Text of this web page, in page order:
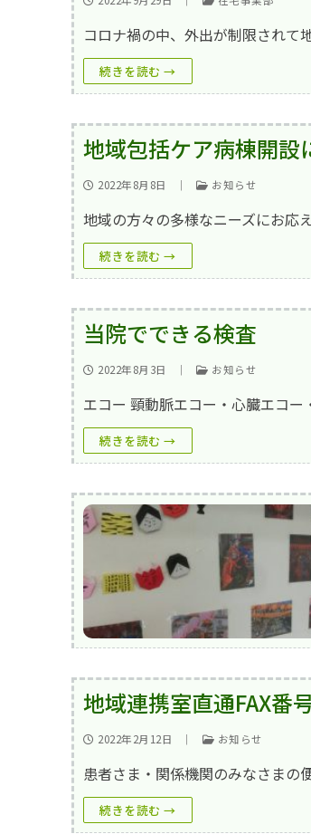
コロナ禍の中、外出が制限されて
続きを読む →
地域包括ケア病棟開設
2022年8月8日 ｜ お知らせ
地域の方々の多様なニーズにお応
続きを読む →
当院でできる検査
2022年8月3日 ｜ お知らせ
エコー 頸動脈エコー・心臓エコ
続きを読む →
地域連携室直通FAX番
2022年2月12日 ｜ お知らせ
患者さま・関係機関のみなさまの
続きを読む →